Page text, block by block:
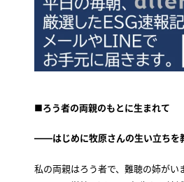
■ろう者の両親のもとに生まれて
――はじめに牧原さんの生い立ちを
私の両親はろう者で、難聴の姉がい